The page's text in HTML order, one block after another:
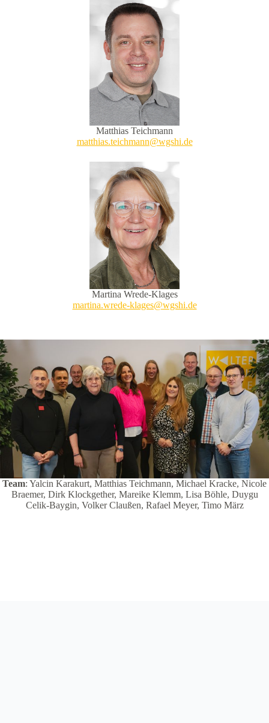
Matthias Teichmann
matthias.teichmann@wgshi.de
Martina Wrede-Klages
martina.wrede-klages@wgshi.de
Team: Yalcin Karakurt, Matthias Teichmann, Michael Kracke, Nicole
Braemer, Dirk Klockgether, Mareike Klemm, Lisa Böhle, Duygu
Celik-Baygin, Volker Claußen, Rafael Meyer, Timo März